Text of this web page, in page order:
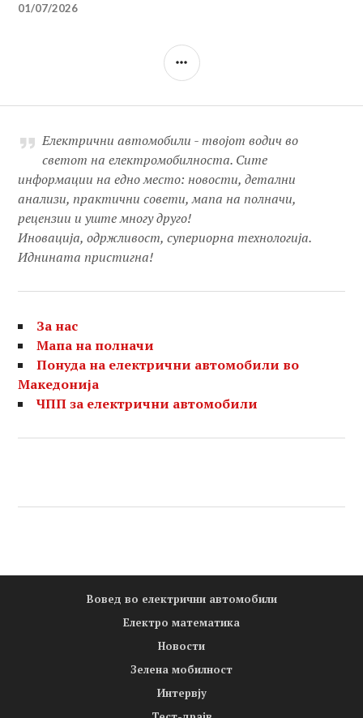
01/07/2026
SIDEBAR
Електрични автомобили - твојот водич во
светот на електромобилноста. Сите
информации на едно место: новости, детални
анализи, практични совети, мапа на полначи,
рецензии и уште многу друго!
Иновација, одржливост, супериорна технологија.
Иднината пристигна!
За нас
Мапа на полначи
Понуда на електрични автомобили во
Македонија
ЧПП за електрични автомобили
Вовед во електрични автомобили
Електро математика
Новости
Зелена мобилност
Интервју